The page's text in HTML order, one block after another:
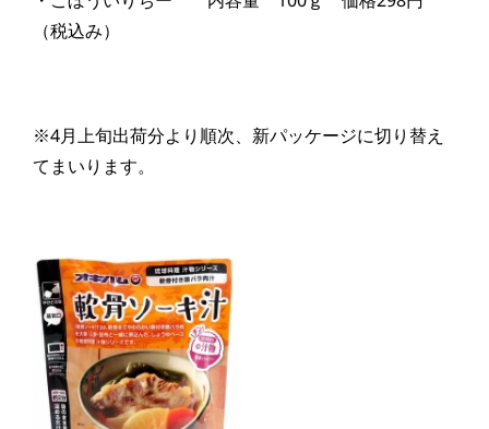
（税込み）
※4月上旬出荷分より順次、新パッケージに切り替え
てまいります。